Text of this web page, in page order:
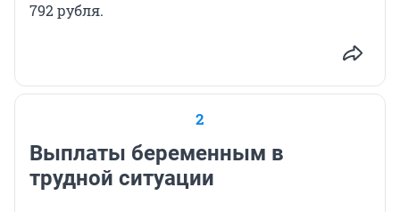
792 рубля.
2
Выплаты беременным в
трудной ситуации